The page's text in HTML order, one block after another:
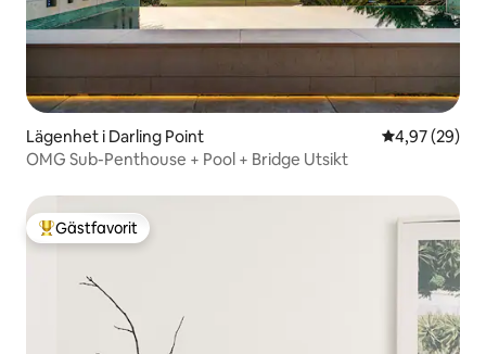
Lägenhet i Darling Point 4,97 av 5 i
4,97 (29)
OMG Sub-Penthouse + Pool + Bridge Utsikt
Populär gästfavorit
Gästfavorit